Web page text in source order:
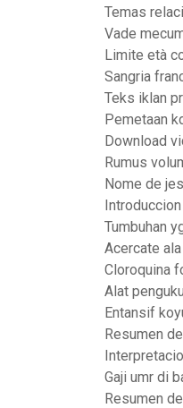
Temas
Vade
Limite età
Sangria
Teks iklan
Pemetaan
Download
Rumus
Nome de
Tumbuhan
Acercate
Cloroquina
Alat
Entansif
Resumen
Gaji umr di
Resumen